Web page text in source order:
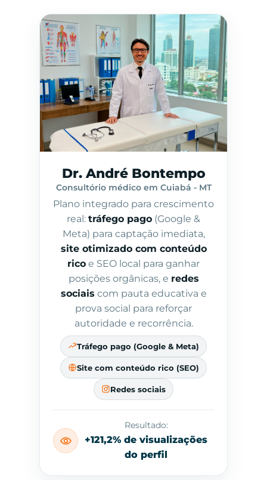
Dr. André Bontempo
Consultório médico em Cuiabá - MT
Plano integrado para crescimento
real: tráfego pago (Google &
Meta) para captação imediata,
site otimizado com conteúdo
rico e SEO local para ganhar
posições orgânicas, e redes
sociais com pauta educativa e
prova social para reforçar
autoridade e recorrência.
Tráfego pago (Google & Meta)
Site com conteúdo rico (SEO)
Redes sociais
Resultado:
+121,2% de visualizações
do perfil